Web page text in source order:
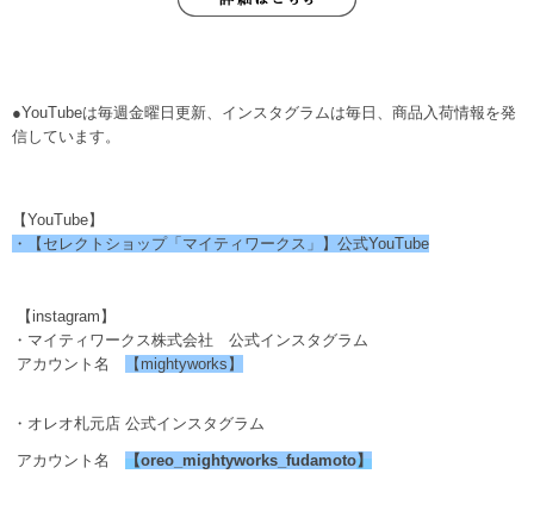
●YouTubeは毎週金曜日更新、インスタグラムは毎日、商品入荷情報を発
信しています。
【YouTube】
・【セレクトショップ「マイティワークス」】公式YouTube
【instagram】
・マイティワークス株式会社 公式インスタグラム
アカウント名
【mightyworks】
・オレオ札元店 公式インスタグラム
アカウント名 【oreo_mightyworks_fudamoto】